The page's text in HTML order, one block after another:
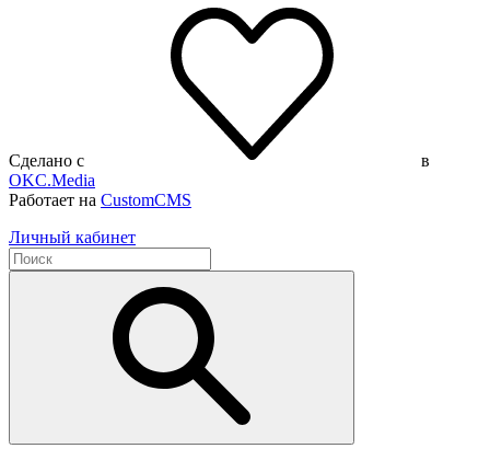
Сделано с
в
OKC.Media
Работает на CustomCMS
Личный кабинет